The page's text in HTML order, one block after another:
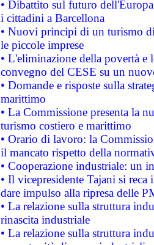
• Dibattito sul futuro
i cittadini a Barcellona
• Nuovi principi di un turismo
le piccole imprese
• L'eliminazione della povertà
convegno del CESE su un
• Domande e risposte sulla
marittimo
• La Commissione presenta la
turismo costiero e marittimo
• Orario di lavoro: la
il mancato rispetto della
• Cooperazione industriale: un
• Il vicepresidente Tajani si
dare impulso alla ripresa delle
• La relazione sulla struttura
rinascita industriale
• La relazione sulla struttura